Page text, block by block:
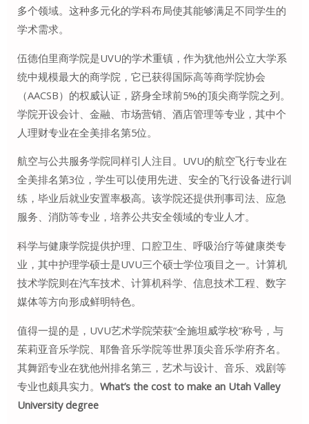
多个领域。这种多元化的学科布局使其能够满足不同学生的
学术需求。
伍德伯里商学院是UVU的学术重镇，作为犹他州公立大学系
统中规模最大的商学院，它已获得国际高等商学院协会
（AACSB）的权威认证，跻身全球前5%的顶尖商学院之列。
学院开设会计、金融、市场营销、酒店管理等专业，其中个
人理财专业在全美排名第5位。
航空与公共服务学院同样引人注目。UVU的航空飞行专业在
全美排名第3位，学生可以使用先进、安全的飞行设备进行训
练，毕业后就业安置率极高。该学院还提供刑事司法、应急
服务、消防等专业，培养公共安全领域的专业人才。
科学与健康学院提供护理、口腔卫生、呼吸治疗等健康类专
业，其中护理学硕士是UVU三个硕士学位项目之一。计算机
技术学院则在汽车技术、计算机科学、信息技术工程、数字
媒体等方向形成鲜明特色。
值得一提的是，UVU艺术学院荣获“全施坦威学校”称号，与
茱莉亚音乐学院、耶鲁音乐学院等世界顶尖音乐学府齐名 。
其舞蹈专业在犹他州排名第三，艺术与设计、音乐、戏剧等
专业也颇具实力。 What’s the cost to make an Utah Valley
University degree